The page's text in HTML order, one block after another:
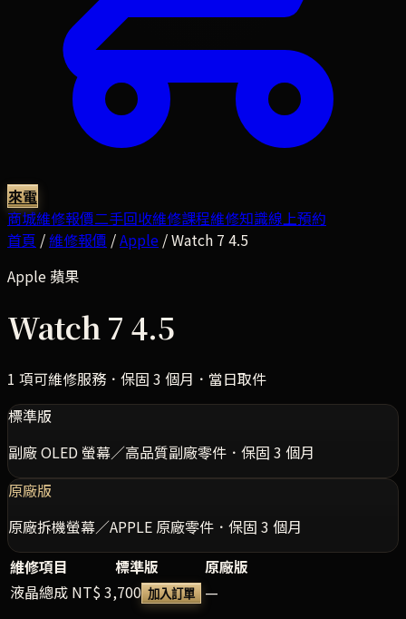
來電
商城維修報價二手回收維修課程維修知識線上預約
首頁 /維修報價 /Apple /Watch 7 4.5
Apple 蘋果
Watch 7 4.5
1 項可維修服務．保固 3 個月．當日取件
標準版
副廠 OLED 螢幕／高品質副廠零件．保固 3 個月
原廠版
原廠拆機螢幕／APPLE 原廠零件．保固 3 個月
維修項目
標準版
原廠版
液晶總成 NT$ 3,700 加入訂單
—